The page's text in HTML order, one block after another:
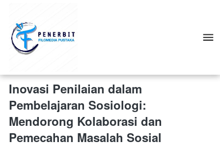
Inovasi Penilaian dalam
Pembelajaran Sosiologi:
Mendorong Kolaborasi dan
Pemecahan Masalah Sosial